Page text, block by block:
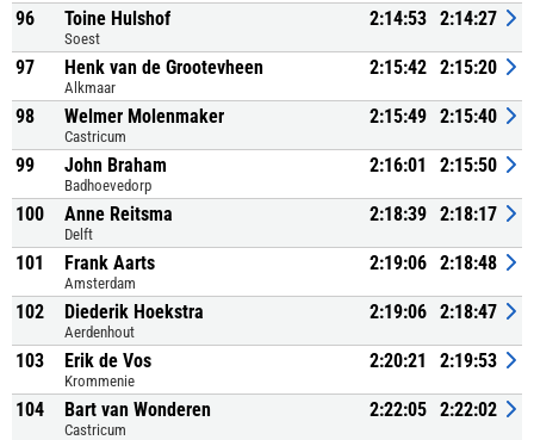
96 Toine Hulshof
Soest
2:14:53 2:14:27
97 Henk van de Grootevheen
Alkmaar
2:15:42 2:15:20
98 Welmer Molenmaker
Castricum
2:15:49 2:15:40
99 John Braham
Badhoevedorp
2:16:01 2:15:50
100 Anne Reitsma
Delft
2:18:39 2:18:17
101 Frank Aarts
Amsterdam
2:19:06 2:18:48
102 Diederik Hoekstra
Aerdenhout
2:19:06 2:18:47
103 Erik de Vos
Krommenie
2:20:21 2:19:53
104 Bart van Wonderen
Castricum
2:22:05 2:22:02